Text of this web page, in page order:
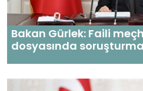
Bakan Gürlek: Faili
dosyasında